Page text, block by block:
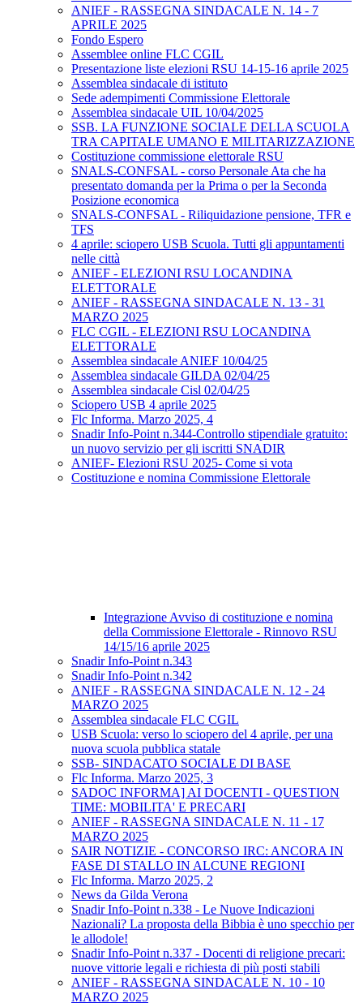
ANIEF - RASSEGNA SINDACALE N. 14 - 7
APRILE 2025
Fondo Espero
Assemblee online FLC CGIL
Presentazione liste elezioni RSU 14-15-16 aprile 2025
Assemblea sindacale di istituto
Sede adempimenti Commissione Elettorale
Assemblea sindacale UIL 10/04/2025
SSB. LA FUNZIONE SOCIALE DELLA SCUOLA
TRA CAPITALE UMANO E MILITARIZZAZIONE
Costituzione commissione elettorale RSU
SNALS-CONFSAL - corso Personale Ata che ha
presentato domanda per la Prima o per la Seconda
Posizione economica
SNALS-CONFSAL - Riliquidazione pensione, TFR e
TFS
4 aprile: sciopero USB Scuola. Tutti gli appuntamenti
nelle città
ANIEF - ELEZIONI RSU LOCANDINA
ELETTORALE
ANIEF - RASSEGNA SINDACALE N. 13 - 31
MARZO 2025
FLC CGIL - ELEZIONI RSU LOCANDINA
ELETTORALE
Assemblea sindacale ANIEF 10/04/25
Assemblea sindacale GILDA 02/04/25
Assemblea sindacale Cisl 02/04/25
Sciopero USB 4 aprile 2025
Flc Informa. Marzo 2025, 4
Snadir Info-Point n.344-Controllo stipendiale gratuito:
un nuovo servizio per gli iscritti SNADIR
ANIEF- Elezioni RSU 2025- Come si vota
Costituzione e nomina Commissione Elettorale
Integrazione Avviso di costituzione e nomina
della Commissione Elettorale - Rinnovo RSU
14/15/16 aprile 2025
Snadir Info-Point n.343
Snadir Info-Point n.342
ANIEF - RASSEGNA SINDACALE N. 12 - 24
MARZO 2025
Assemblea sindacale FLC CGIL
USB Scuola: verso lo sciopero del 4 aprile, per una
nuova scuola pubblica statale
SSB- SINDACATO SOCIALE DI BASE
Flc Informa. Marzo 2025, 3
SADOC INFORMA] AI DOCENTI - QUESTION
TIME: MOBILITA' E PRECARI
ANIEF - RASSEGNA SINDACALE N. 11 - 17
MARZO 2025
SAIR NOTIZIE - CONCORSO IRC: ANCORA IN
FASE DI STALLO IN ALCUNE REGIONI
Flc Informa. Marzo 2025, 2
News da Gilda Verona
Snadir Info-Point n.338 - Le Nuove Indicazioni
Nazionali? La proposta della Bibbia è uno specchio per
le allodole!
Snadir Info-Point n.337 - Docenti di religione precari:
nuove vittorie legali e richiesta di più posti stabili
ANIEF - RASSEGNA SINDACALE N. 10 - 10
MARZO 2025